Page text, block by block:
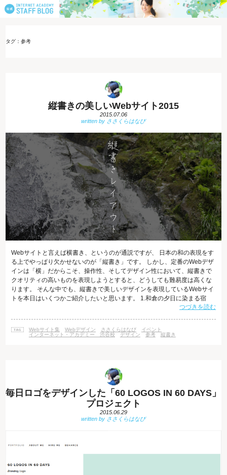
タグ：参考
縦書きの美しいWebサイト2015
2015.07.06
Webサイトと言えば横書き、というのが通説ですが、 日本の和の表現をす
る上でやっぱり欠かせないのが「縦書き」です。 しかし、定番のWebデザ
インは「横」だからこそ、操作性、そしてデザイン性において、縦書きで
クオリティの高いものを表現しようとすると、どうしても難易度は高くな
ります。 そんな中でも、縦書きで美しいデザインを表現しているWebサイ
トを本日はいくつかご紹介したいと思います。 1.和倉の夕日に染まる宿
「多田屋」 http://tadaya.net/ 能登半島の温泉旅館、「多田屋」のWebサイ
ンプルかつ見やすいWebデザインになっています。 2.株式会社 菱健
HISHIKEN Co. Ltd., http://www
つづきを読む
Webサイト集 Webデザイン ささくらはなび
イベント
インターネット・アカデミー 渋谷校
デザイン 参考 縦書き
毎日ロゴをデザインした「60 LOGOS IN 60 DAYS」
プロジェクト
2015.06.29